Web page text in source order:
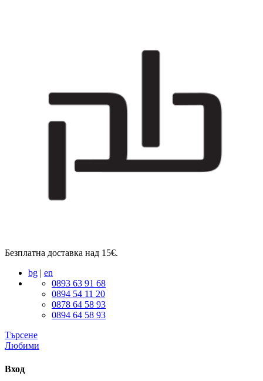
Безплатна доставка над 15€.
bg | en
0893 63 91 68
0894 54 11 20
0878 64 58 93
0894 64 58 93
Търсене
Любими
Вход